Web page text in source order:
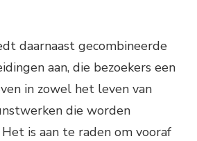
daarnaast gecombineerde
aan, die bezoekers een
in zowel het leven van
die worden
is aan te raden om vooraf